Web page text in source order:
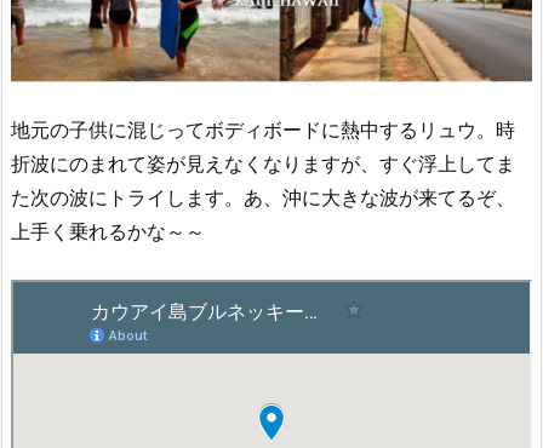
地元の子供に混じってボディボードに熱中するリュウ。時
折波にのまれて姿が見えなくなりますが、すぐ浮上してま
た次の波にトライします。あ、沖に大きな波が来てるぞ、
上手く乗れるかな～～